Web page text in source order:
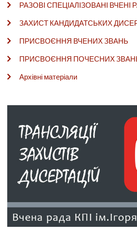
РАЗОВІ СПЕЦІАЛІЗОВАНІ ВЧЕНІ
ЗАХИСТ КАНДИДАТСЬКИХ
ПРИСВОЄННЯ ВЧЕНИХ ЗВАНЬ
ПРИСВОЄННЯ ПОЧЕСНИХ ЗВАНЬ
Архівні матеріали